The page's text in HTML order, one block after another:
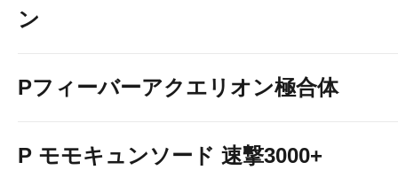
ン
Pフィーバーアクエリオン極合体
P モモキュンソード 速撃3000+